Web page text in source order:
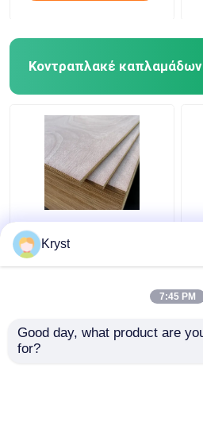
Κόντρα πλακέ
Αδιάβροχο καπλαμά
σκληρού ξύλου
Kryst
7:45 PM
Good day, what product are
for?